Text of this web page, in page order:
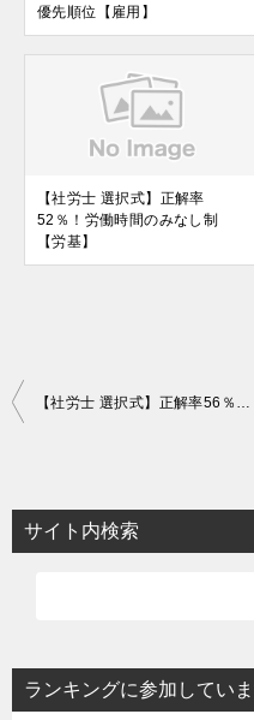
優先順位【雇用】
【社労士 選択式】正解率
52％！労働時間のみなし制
【労基】
投
ビ
ゲ
ョ
ン
サイト内検索
ランキングに参加していま